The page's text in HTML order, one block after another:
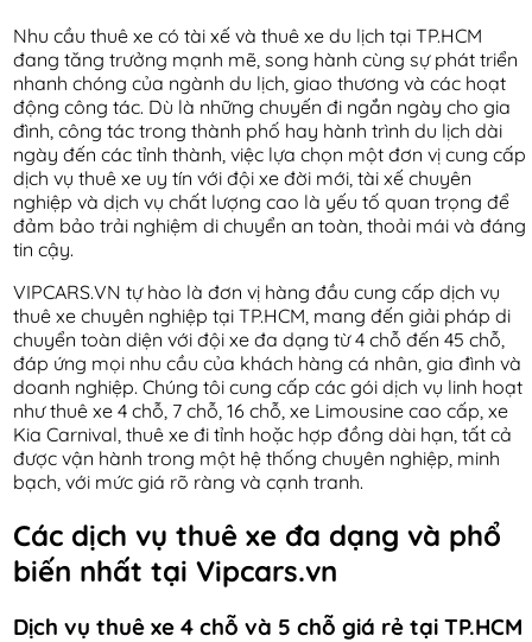
Nhu cầu thuê xe có tài xế và thuê xe du lịch tại TP.HCM
đang tăng trưởng mạnh mẽ, song hành cùng sự phát triển
nhanh chóng của ngành du lịch, giao thương và các hoạt
động công tác. Dù là những chuyến đi ngắn ngày cho gia
đình, công tác trong thành phố hay hành trình du lịch dài
ngày đến các tỉnh thành, việc lựa chọn một đơn vị cung cấp
dịch vụ thuê xe uy tín với đội xe đời mới, tài xế chuyên
nghiệp và dịch vụ chất lượng cao là yếu tố quan trọng để
đảm bảo trải nghiệm di chuyển an toàn, thoải mái và đáng
tin cậy.
VIPCARS.VN tự hào là đơn vị hàng đầu cung cấp dịch vụ
thuê xe chuyên nghiệp tại TP.HCM, mang đến giải pháp di
chuyển toàn diện với đội xe đa dạng từ 4 chỗ đến 45 chỗ,
đáp ứng mọi nhu cầu của khách hàng cá nhân, gia đình và
doanh nghiệp. Chúng tôi cung cấp các gói dịch vụ linh hoạt
như thuê xe 4 chỗ, 7 chỗ, 16 chỗ, xe Limousine cao cấp, xe
Kia Carnival, thuê xe đi tỉnh hoặc hợp đồng dài hạn, tất cả
được vận hành trong một hệ thống chuyên nghiệp, minh
bạch, với mức giá rõ ràng và cạnh tranh.
Các dịch vụ thuê xe đa dạng và phổ
biến nhất tại Vipcars.vn
Dịch vụ thuê xe 4 chỗ và 5 chỗ giá rẻ tại TP.HCM